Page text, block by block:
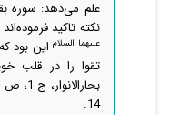
نکته تاکید
علیهما السلاماین بود
تقوا را در قلب
14.